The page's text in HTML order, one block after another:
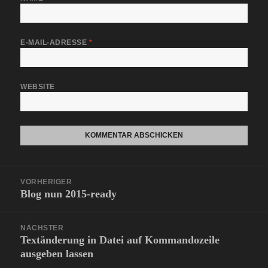
E-MAIL-ADRESSE *
WEBSITE
VORHERIGER
Vorheriger
Blog nun 2015-ready
NÄCHSTER
Nächster
Beitrag:
Textänderung in Datei auf Kommandozeile
ausgeben lassen